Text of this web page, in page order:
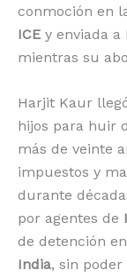
conmoción en
ICE y enviada
mientras su
Harjit Kaur
hijos para huir
más de veinte
impuestos y
durante
por agentes de
de detención en
India, sin